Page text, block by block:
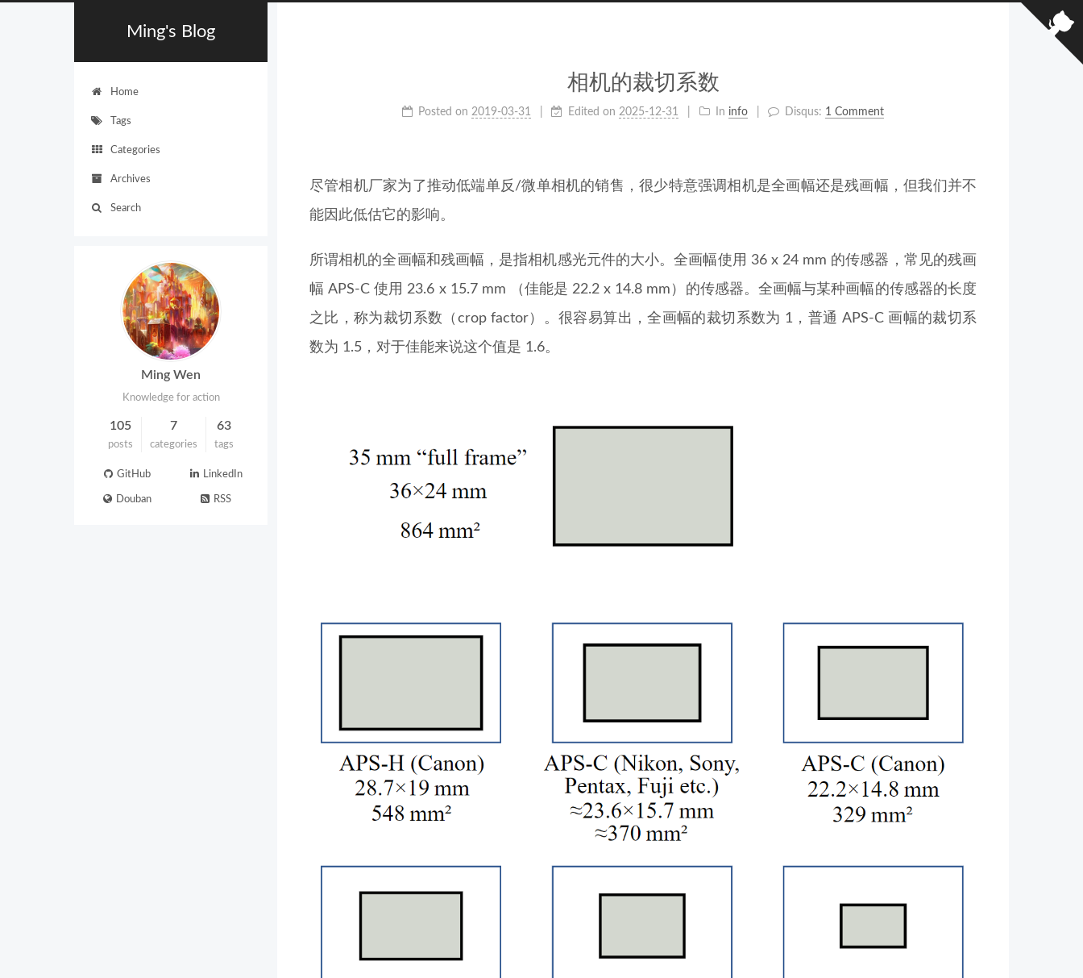
Ming's Blog
Home
Tags
Categories
Archives
Search
相机的裁切系数
Posted on 2019-03-31 Edited on 2025-12-31 In info Disqus: 1 Comment
尽管相机厂家为了推动低端单反/微单相机的销售，很少特意强调相机是全画幅还是残画幅，但我们并不
能因此低估它的影响。
所谓相机的全画幅和残画幅，是指相机感光元件的大小。全画幅使用 36 x 24 mm 的传感器，常见的残画
幅 APS-C 使用 23.6 x 15.7 mm （佳能是 22.2 x 14.8 mm）的传感器。全画幅与某种画幅的传感器的长度
之比，称为裁切系数（crop factor）。很容易算出，全画幅的裁切系数为 1，普通 APS-C 画幅的裁切系
数为 1.5，对于佳能来说这个值是 1.6。
Ming Wen
Knowledge for action
105
posts
7
categories
63
tags
GitHub LinkedIn
Douban RSS